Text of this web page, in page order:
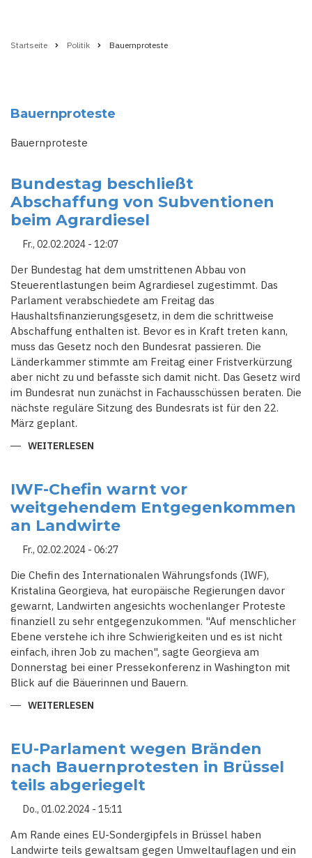
Pfadnavigation
Startseite Politik Bauernproteste
Bauernproteste
Bauernproteste
Bundestag beschließt
Abschaffung von Subventionen
beim Agrardiesel
Fr., 02.02.2024 - 12:07
Der Bundestag hat dem umstrittenen Abbau von
Steuerentlastungen beim Agrardiesel zugestimmt. Das
Parlament verabschiedete am Freitag das
Haushaltsfinanzierungsgesetz, in dem die schrittweise
Abschaffung enthalten ist. Bevor es in Kraft treten kann,
muss das Gesetz noch den Bundesrat passieren. Die
Länderkammer stimmte am Freitag einer Fristverkürzung
aber nicht zu und befasste sich damit nicht. Das Gesetz wird
im Bundesrat nun zunächst in Fachausschüssen beraten. Die
nächste reguläre Sitzung des Bundesrats ist für den 22.
März geplant.
WEITERLESEN
ON S
UBVENTIONEN B
EIM A
GRARDIESEL
IWF-Chefin warnt vor
weitgehendem Entgegenkommen
an Landwirte
Fr., 02.02.2024 - 06:27
Die Chefin des Internationalen Währungsfonds (IWF),
Kristalina Georgieva, hat europäische Regierungen davor
gewarnt, Landwirten angesichts wochenlanger Proteste
finanziell zu sehr entgegenzukommen. "Auf menschlicher
Ebene verstehe ich ihre Schwierigkeiten und es ist nicht
einfach, ihren Job zu machen", sagte Georgieva am
Donnerstag bei einer Pressekonferenz in Washington mit
Blick auf die Bäuerinnen und Bauern.
WEITERLESEN
VOR
WEITGEHENDEM
ENTGEGENKOMMEN
AN
LANDWIRTE
EU-Parlament wegen Bränden
nach Bauernprotesten in Brüssel
teils abgeriegelt
Do., 01.02.2024 - 15:11
Am Rande eines EU-Sondergipfels in Brüssel haben
Landwirte teils gewaltsam gegen Umweltauflagen und ein